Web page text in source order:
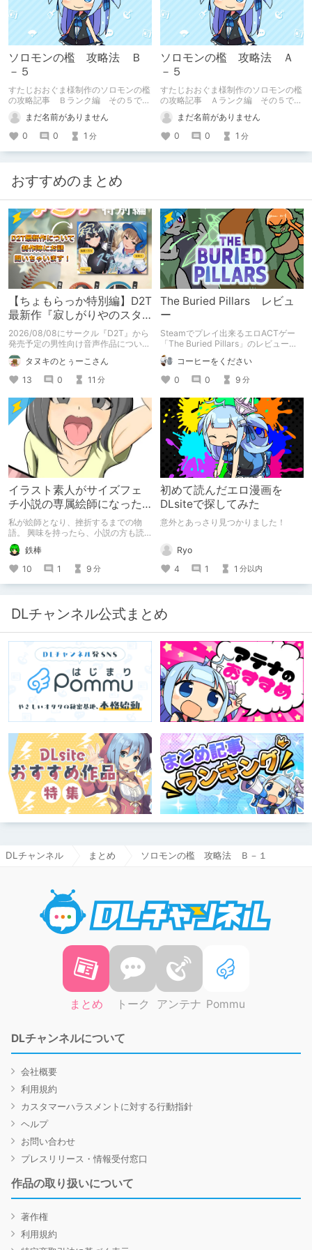
ソロモンの檻 攻略法 Ｂ
－５
すたじおおぐま様制作のソロモンの檻
の攻略記事 Ｂランク編 その５で
まだ名前がありません
0
0 1 分
ソロモンの檻 攻略法 Ａ
－５
すたじおおぐま様制作のソロモンの檻
の攻略記事 Ａランク編 その５で
まだ名前がありません
0
0 1 分
おすすめのまとめ
【ちょもらっか特別編】D2T
最新作『寂しがりやのスタ
ーダストと触れあって』制
作陣にインタビュー！🎤
2026/08/08にサークル『D2T』から
発売予定の男性向け音声作品について
逆神ラニさんと不束こけしさんにお話
聞いちゃいました！夏コミに関する告
知もあります！
タヌキのとぅーこさん
13
0 11 分
The Buried Pillars レビュ
ー
Steamでプレイ出来るエロACTゲー
「The Buried Pillars」のレビューで
す。
コーヒーをください
0
0 9 分
イラスト素人がサイズフェ
チ小説の専属絵師になった
お話
私が絵師となり、挫折するまでの物
語。 興味を持ったら、小説の方も読
んで欲しいなって感じ 私の絵を使っ
てくれてる小説書きさんのページＵＲ
Ｌ
https://www.pixiv.net/users/341489
73/novels?p=1
鉄棒
10
1 9 分
初めて読んだエロ漫画を
DLsiteで探してみた
意外とあっさり見つかりました！
Ryo
4
1 1 分以内
DLチャンネル公式まとめ
DLチャンネル まとめ ソロモンの檻 攻略法 Ｂ－１
まとめ トーク アンテナ Pommu
DLチャンネルについて
会社概要
利用規約
カスタマーハラスメントに対する行動指針
ヘルプ
お問い合わせ
プレスリリース・情報受付窓口
作品の取り扱いについて
著作権
利用規約